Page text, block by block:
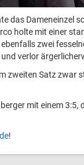
das Dameneinzel
holte mit einer
zwei
verlor
zweiten Satz zwar
mit einem 3:5,
!